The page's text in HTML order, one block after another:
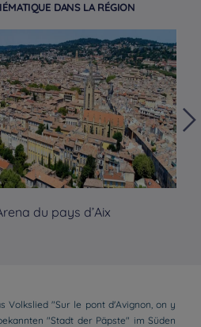
DANS LA RÉGION
du pays d’Aix
Volkslied "Sur le pont d'Avignon, on y
"Stadt der Päpste" im Süden